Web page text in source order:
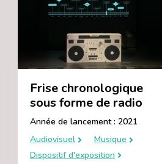
Frise chronologique
sous forme de radio
Année de lancement : 2021
Audiovisuel
Musique
Dispositif d'exposition